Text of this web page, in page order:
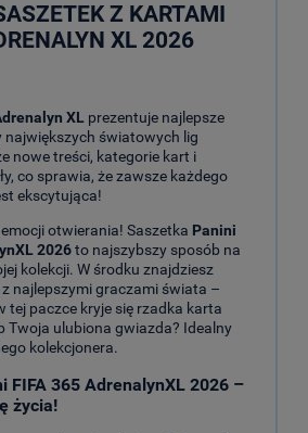
Z KARTAMI
XL 2026
XL prezentuje najlepsze
największych światowych lig
nowe treści, kategorie kart i
co sprawia, że zawsze każdego
ekscytująca!
otwierania! Saszetka Panini
2026to najszybszy sposób na
kolekcji. W środku znajdziesz
z najlepszymi graczami świata –
tej paczce kryje się rzadka karta
Twoja ulubiona gwiazda? Idealny
kolekcjonera.
FIFA 365 AdrenalynXL 2026 –
życia!